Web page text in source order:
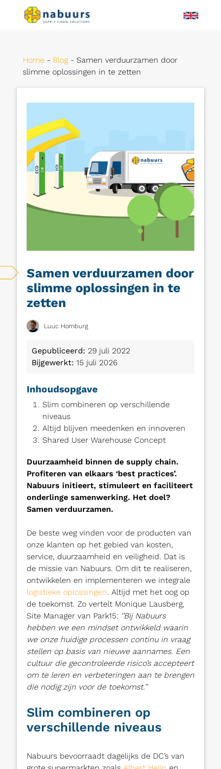
Home - Blog- Samen verduurzamen door
slimme oplossingen in te zetten
Samen verduurzamen door
slimme oplossingen in te
zetten
Luuc Homburg
Gepubliceerd: 29 juli 2022
Bijgewerkt: 15 juli 2026
Inhoudsopgave
Slim combineren op verschillende
niveaus
Altijd blijven meedenken en innoveren
Shared User Warehouse Concept
Duurzaamheid binnen de supply chain.
Profiteren van elkaars ‘best practices’.
Nabuurs initieert, stimuleert en faciliteert
onderlinge samenwerking. Het doel?
Samen verduurzamen.
De beste weg vinden voor de producten van
onze klanten op het gebied van kosten,
service, duurzaamheid en veiligheid. Dat is
de missie van Nabuurs. Om dit te realiseren,
ontwikkelen en implementeren we integrale
logistieke oplossingen. Altijd met het oog op
de toekomst. Zo vertelt Monique Lausberg,
Site Manager van Park15: ‘’Bij Nabuurs
hebben we een mindset ontwikkeld waarin
we onze huidige processen continu in vraag
stellen op basis van nieuwe aannames. Een
cultuur die gecontroleerde risico’s accepteert
om te leren en verbeteringen aan te brengen
die nodig zijn voor de toekomst.’’
Slim combineren op
verschillende niveaus
Nabuurs bevoorraadt dagelijks de DC’s van